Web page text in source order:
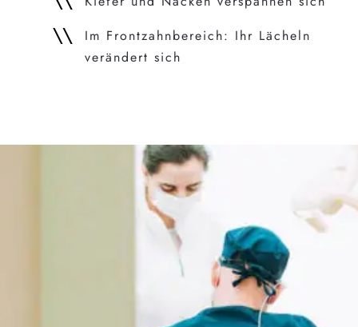
Im Frontzahnbereich: Ihr Lächeln
verändert sich